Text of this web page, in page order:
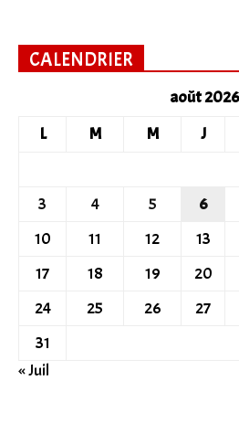
CALENDRIER
août 2026
L
M M J
3
4 5 6
10
11 12 13
17
18 19 20
24
25 26 27
31
« Juil